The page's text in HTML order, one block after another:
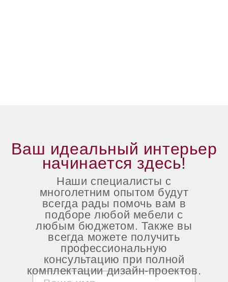
Ваш идеальный интерьер
начинается здесь!
Наши специалисты с
многолетним опытом будут
всегда рады помочь вам в
подборе любой мебели с
любым бюджетом. Также вы
всегда можете получить
профессиональную
консультацию при полной
комплектации дизайн-проектов.